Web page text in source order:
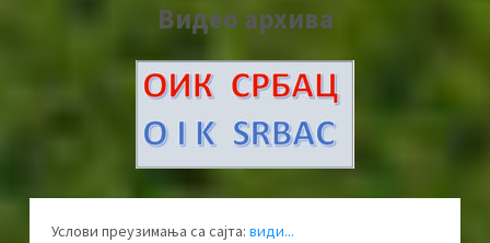
Видео архива
Услови преузимања са сајта: види...